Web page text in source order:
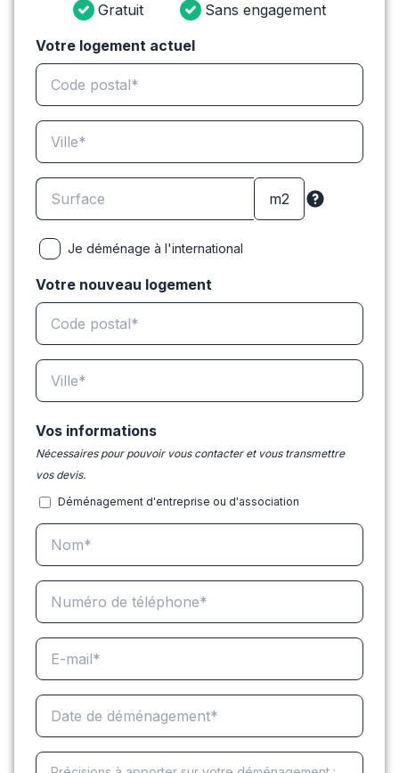
Gratuit
Sans engagement
Votre logement actuel
Je déménage à l'international
Votre nouveau logement
Vos informations
Nécessaires pour pouvoir vous contacter et vous transmettre
vos devis.
Déménagement d'entreprise ou d'association